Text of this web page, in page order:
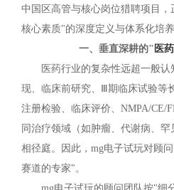
中国区高管与核心岗位猎聘项目
核心素质"的深度定义与体系化培养
一、垂直深耕的" 医
医药行业的复杂性远超一般
现、临床前研究、Ⅲ期临床试验等
注册检验、临床评价、NMPA/CE/
同治疗领域（如肿瘤、代谢病、
相径庭。因此，mg电子试玩对顾
赛道的专家"。